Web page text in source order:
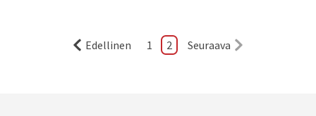
Edellinen 1 2 Seuraava